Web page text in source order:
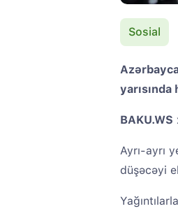
Sosial
BAKU.WS
Ayrı-ayrı
düşəcəyi